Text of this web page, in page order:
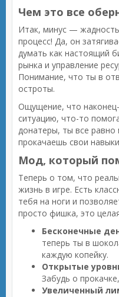
Чем это все
Итак, минус —
процесс! Да, он
думать как настоящий
рынка и управление
Понимание, что ты в
остроты.
Ощущение, что
ситуацию, что-то
донатеры, ты все
прокачаешь свои
Мод, который
Теперь о том, что
жизнь в игре. Есть
тебя на ноги и
просто фишка, это
Бесконечные
теперь ты в
каждую копейку.
Открытые
Забудь о
Увеличенный